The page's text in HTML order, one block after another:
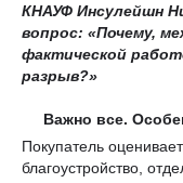
КНАУФ Инсулейшн
вопрос: «Почему,
фактической
разрыв?»
Важно все.
Покупатель
благоустройство,